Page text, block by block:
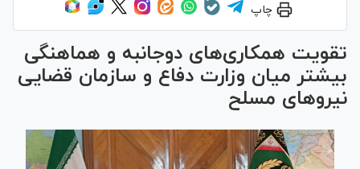
چاپ
تقویت همکاری‌های دوجانبه و هماهنگی
بیشتر میان وزارت دفاع و سازمان قضایی
نیرو‌های مسلح